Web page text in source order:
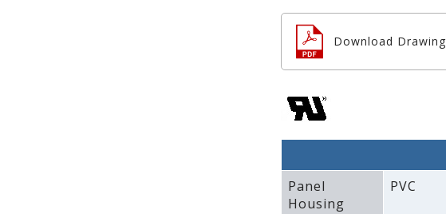
Download Drawing
Panel
Housing
PVC